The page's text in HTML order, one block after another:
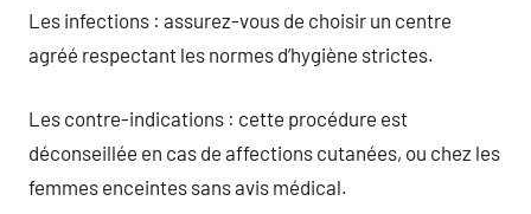
Les infections : assurez-vous de choisir un centre
agréé respectant les normes d’hygiène strictes.
Les contre-indications : cette procédure est
déconseillée en cas de affections cutanées, ou chez les
femmes enceintes sans avis médical.